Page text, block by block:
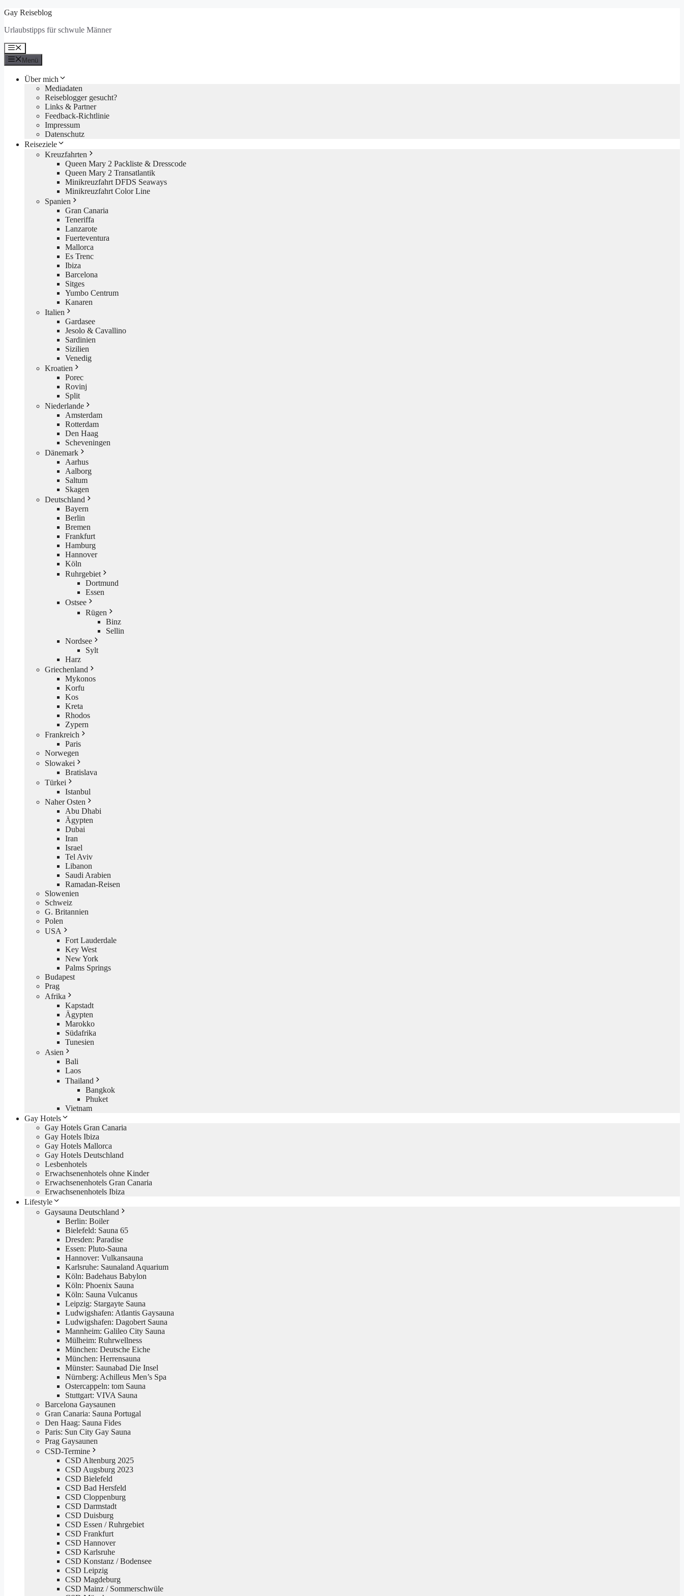
Zum
springen
Gay Reiseblog
Urlaubstipps für schwule Männer
Menü
Menü
Über mich
Mediadaten
Reiseblogger gesucht?
Links & Partner
Feedback-Richtlinie
Impressum
Datenschutz
Reiseziele
Kreuzfahrten
Queen Mary 2 Packliste & Dresscode
Queen Mary 2 Transatlantik
Minikreuzfahrt DFDS Seaways
Minikreuzfahrt Color Line
Spanien
Gran Canaria
Teneriffa
Lanzarote
Fuerteventura
Mallorca
Es Trenc
Ibiza
Barcelona
Sitges
Yumbo Centrum
Kanaren
Italien
Gardasee
Jesolo & Cavallino
Sardinien
Sizilien
Venedig
Kroatien
Porec
Rovinj
Split
Niederlande
Amsterdam
Rotterdam
Den Haag
Scheveningen
Dänemark
Aarhus
Aalborg
Saltum
Skagen
Deutschland
Bayern
Berlin
Bremen
Frankfurt
Hamburg
Hannover
Köln
Ruhrgebiet
Dortmund
Essen
Ostsee
Rügen
Binz
Sellin
Nordsee
Sylt
Harz
Griechenland
Mykonos
Korfu
Kos
Kreta
Rhodos
Zypern
Frankreich
Paris
Norwegen
Slowakei
Bratislava
Türkei
Istanbul
Naher Osten
Abu Dhabi
Ägypten
Dubai
Iran
Israel
Tel Aviv
Libanon
Saudi Arabien
Ramadan-Reisen
Slowenien
Schweiz
G. Britannien
Polen
USA
Fort Lauderdale
Key West
New York
Palms Springs
Budapest
Prag
Afrika
Kapstadt
Ägypten
Marokko
Südafrika
Tunesien
Asien
Bali
Laos
Thailand
Bangkok
Phuket
Vietnam
Gay Hotels
Gay Hotels Gran Canaria
Gay Hotels Ibiza
Gay Hotels Mallorca
Gay Hotels Deutschland
Lesbenhotels
Erwachsenenhotels ohne Kinder
Erwachsenenhotels Gran Canaria
Erwachsenenhotels Ibiza
Lifestyle
Gaysauna Deutschland
Berlin: Boiler
Bielefeld: Sauna 65
Dresden: Paradise
Essen: Pluto-Sauna
Hannover: Vulkansauna
Karlsruhe: Saunaland Aquarium
Köln: Badehaus Babylon
Köln: Phoenix Sauna
Köln: Sauna Vulcanus
Leipzig: Stargayte Sauna
Ludwigshafen: Atlantis Gaysauna
Ludwigshafen: Dagobert Sauna
Mannheim: Galileo City Sauna
Mülheim: Ruhrwellness
München: Deutsche Eiche
München: Herrensauna
Münster: Saunabad Die Insel
Nürnberg: Achilleus Men’s Spa
Ostercappeln: tom Sauna
Stuttgart: VIVA Sauna
Barcelona Gaysaunen
Gran Canaria: Sauna Portugal
Den Haag: Sauna Fides
Paris: Sun City Gay Sauna
Prag Gaysaunen
CSD-Termine
CSD Altenburg 2025
CSD Augsburg 2023
CSD Bielefeld
CSD Bad Hersfeld
CSD Cloppenburg
CSD Darmstadt
CSD Duisburg
CSD Essen / Ruhrgebiet
CSD Frankfurt
CSD Hannover
CSD Karlsruhe
CSD Konstanz / Bodensee
CSD Leipzig
CSD Magdeburg
CSD Mainz / Sommerschwüle